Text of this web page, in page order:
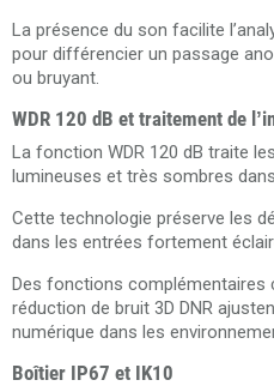
La présence du son facilite
pour différencier un passage
ou bruyant.
WDR 120 dB et traitement de
La fonction WDR 120 dB traite
lumineuses et très sombres
Cette technologie préserve les
dans les entrées fortement
Des fonctions complémentaires
réduction de bruit 3D DNR
numérique dans les
Boîtier IP67 et IK10